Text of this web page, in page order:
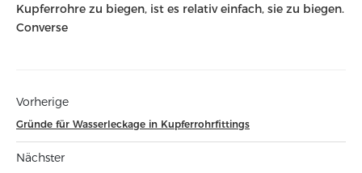
Kupferrohre zu biegen, ist es relativ einfach, sie zu biegen.
Converse
Vorherige
Gründe für Wasserleckage in Kupferrohrfittings
Nächster